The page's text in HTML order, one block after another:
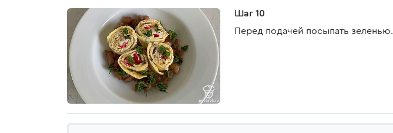
Шаг 10
Перед подачей посыпать зеленью.